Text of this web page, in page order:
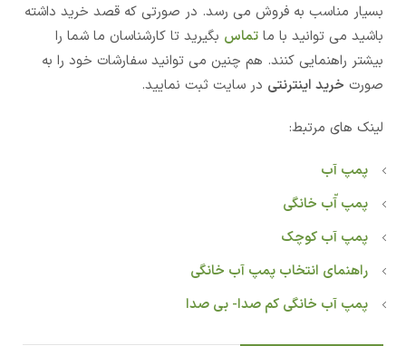
بسیار مناسب به فروش می رسد. در صورتی که قصد خرید داشته
باشید می توانید با ما تماس بگیرید تا کارشناسان ما شما را
بیشتر راهنمایی کنند. هم چنین می توانید سفارشات خود را به
صورت خرید اینترنتی در سایت ثبت نمایید.
لینک های مرتبط:
پمپ آب
پمپ آّب خانگی
پمپ آب کوچک
راهنمای انتخاب پمپ آب خانگی
پمپ آب خانگی کم صدا- بی صدا